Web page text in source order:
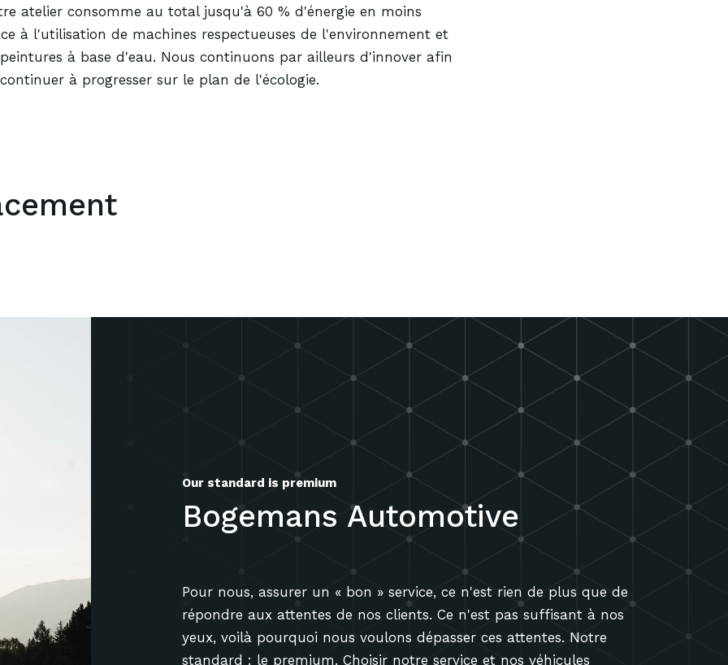
atelier consomme au total jusqu'à 60 % d'énergie en moins
à l'utilisation de machines respectueuses de l'environnement et
à base d'eau. Nous continuons par ailleurs d'innover afin
à progresser sur le plan de l'écologie.
Our standard is premium
Bogemans Automotive
Pour nous, assurer un « bon » service, ce n'est rien de plus que de
répondre aux attentes de nos clients. Ce n'est pas suffisant à nos
yeux, voilà pourquoi nous voulons dépasser ces attentes. Notre
standard : le premium. Choisir notre service et nos véhicules